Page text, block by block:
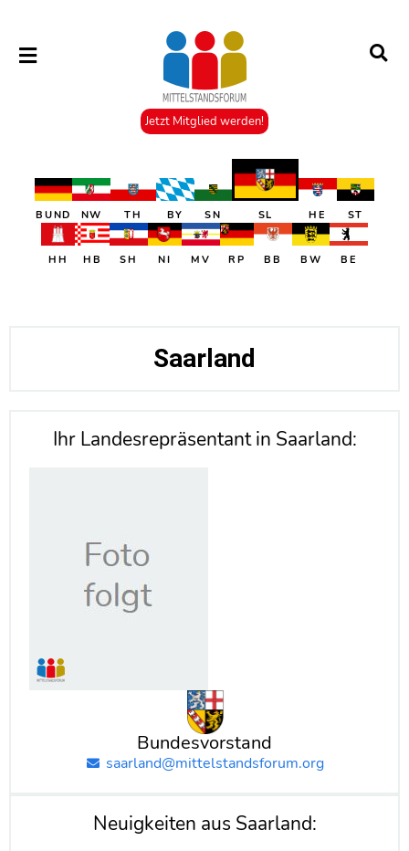
Jetzt Mitglied werden!
BUND NW TH BY SN SL HE ST
HH HB SH NI MV RP BB BW BE
Saarland
Ihr Landesrepräsentant in Saarland:
Bundesvorstand
saarland@mittelstandsforum.org
Neuigkeiten aus Saarland: